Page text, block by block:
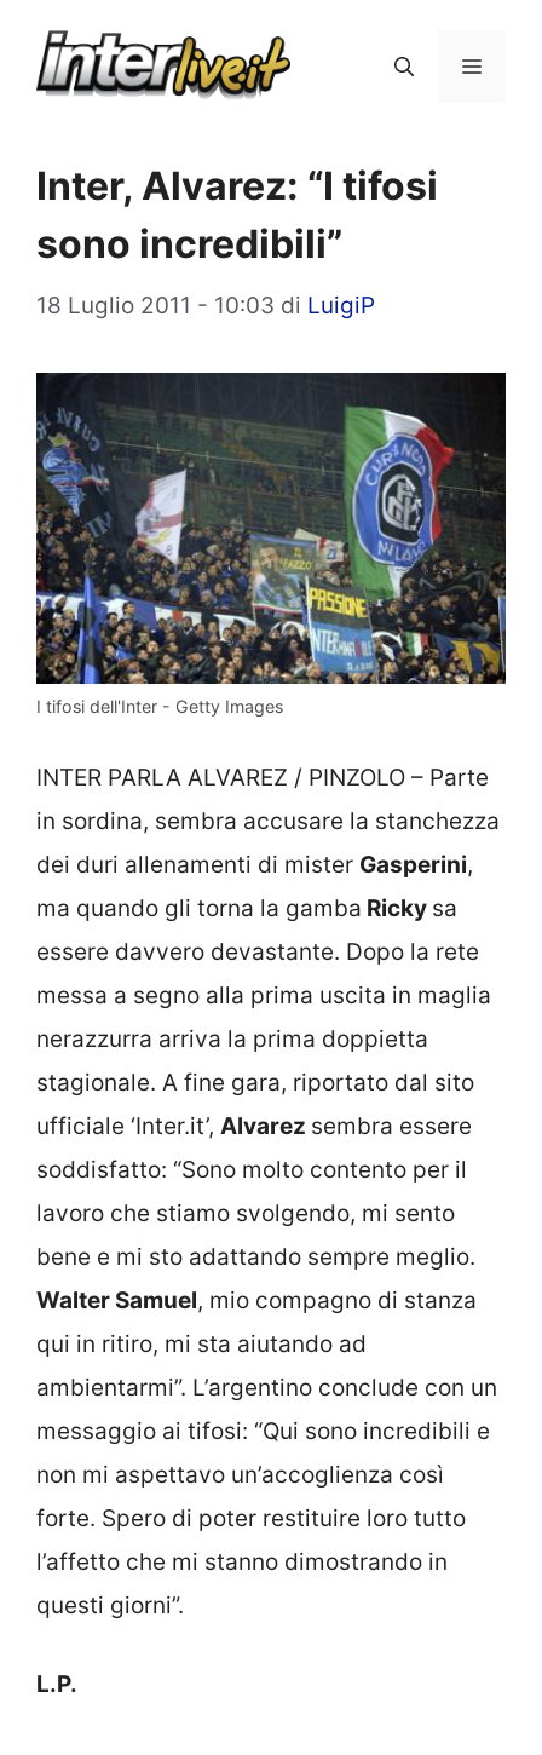
Menu
Inter, Alvarez: “I tifosi
sono incredibili”
18 Luglio 2011 - 10:03 di LuigiP
I tifosi dell'Inter - Getty Images
INTER PARLA ALVAREZ / PINZOLO – Parte
in sordina, sembra accusare la stanchezza
dei duri allenamenti di mister Gasperini,
ma quando gli torna la gamba Ricky sa
essere davvero devastante. Dopo la rete
messa a segno alla prima uscita in maglia
nerazzurra arriva la prima doppietta
stagionale. A fine gara, riportato dal sito
ufficiale ‘Inter.it’, Alvarez sembra essere
soddisfatto: “Sono molto contento per il
lavoro che stiamo svolgendo, mi sento
bene e mi sto adattando sempre meglio.
Walter Samuel, mio compagno di stanza
qui in ritiro, mi sta aiutando ad
ambientarmi”. L’argentino conclude con un
messaggio ai tifosi: “Qui sono incredibili e
non mi aspettavo un’accoglienza così
forte. Spero di poter restituire loro tutto
l’affetto che mi stanno dimostrando in
questi giorni”.
L.P.